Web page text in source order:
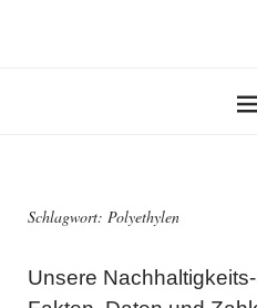
Schlagwort: Polyethylen
Unsere